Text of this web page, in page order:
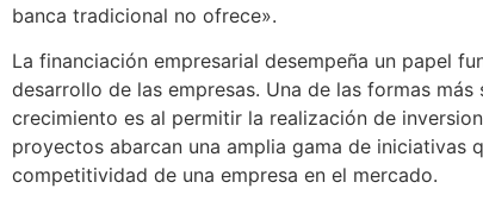
banca tradicional no ofrece».
La financiación empresarial desempeña un papel
desarrollo de las empresas. Una de las formas
crecimiento es al permitir la realización de
proyectos abarcan una amplia gama de iniciativas
competitividad de una empresa en el mercado.